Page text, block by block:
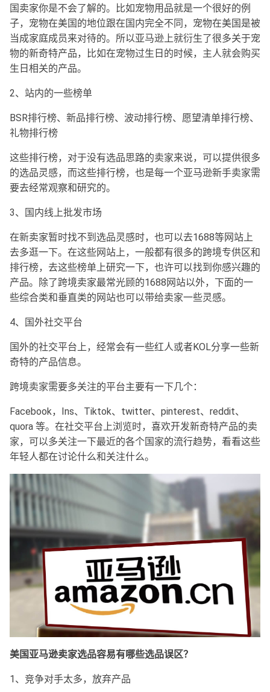
国卖家你是不会了解的。比如宠物用品就是一个很好的例
子，宠物在美国的地位跟在国内完全不同，宠物在美国是被
当成家庭成员来对待的。所以亚马逊上就衍生了很多关于宠
物的新奇特产品，比如在宠物过生日的时候，主人就会购买
生日相关的产品。
2、站内的一些榜单
BSR排行榜、新品排行榜、波动排行榜、愿望清单排行榜、
礼物排行榜
这些排行榜，对于没有选品思路的卖家来说，可以提供很多
的选品灵感，而这些排行榜，也是每一个亚马逊新手卖家需
要去经常观察和研究的。
3、国内线上批发市场
在新卖家暂时找不到选品灵感时，也可以去1688等网站上
去多逛一下。在这些网站上，一般都有很多的跨境专供区和
排行榜，去这些榜单上研究一下，也许可以找到你感兴趣的
产品。除了跨境卖家最常光顾的1688网站以外，下面的一
些综合类和垂直类的网站也可以带给卖家一些灵感。
4、国外社交平台
国外的社交平台上，经常会有一些红人或者KOL分享一些新
奇特的产品信息。
跨境卖家需要多关注的平台主要有一下几个：
Facebook，Ins、Tiktok、twitter、pinterest、reddit、
quora 等。在社交平台上浏览时，喜欢开发新奇特产品的卖
家，可以多关注一下最近的各个国家的流行趋势，看看这些
年轻人都在讨论什么和关注什么。
美国亚马逊卖家选品容易有哪些选品误区？
1、竞争对手太多，放弃产品